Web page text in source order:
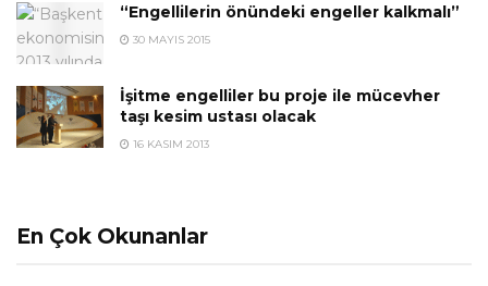
“Engellilerin önündeki engeller kalkmalı”
30 MAYIS 2015
İşitme engelliler bu proje ile mücevher
taşı kesim ustası olacak
16 KASIM 2013
En Çok Okunanlar